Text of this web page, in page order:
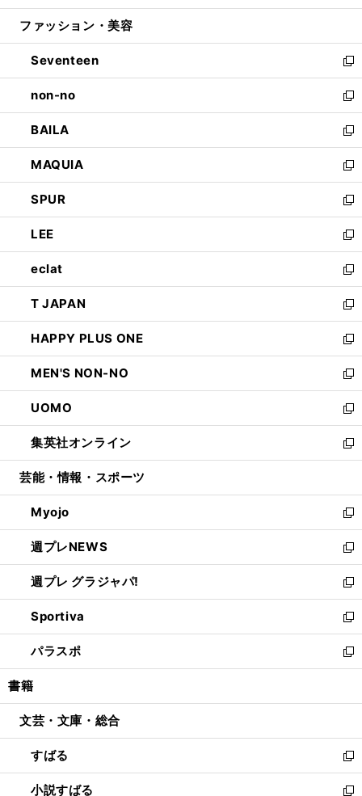
開
ウ
開
く
ン
ウ
で
開
く
ウ
ン
ド
ウ
で
開
く
ファッション・美容
Seventeen
新
し
い
ウ
ィ
ン
ド
ウ
で
開
く
non-no
新
し
い
ウ
ィ
ン
ド
ウ
で
開
く
BAILA
新
し
い
ウ
ィ
ン
ド
ウ
で
開
く
MAQUIA
新
し
い
ウ
ィ
ン
ド
ウ
で
開
く
SPUR
新
し
い
ウ
ィ
ン
ド
ウ
で
開
く
LEE
新
し
い
ウ
ィ
ン
ド
ウ
で
開
く
eclat
新
し
い
ウ
ィ
ン
ド
ウ
で
開
く
T JAPAN
新
し
い
ウ
ィ
ン
ド
ウ
で
開
HAPPY PLUS ONE
新
し
い
ウ
ィ
ン
ド
ウ
開
く
MEN'S NON-NO
新
し
い
ウ
ィ
ン
ウ
で
開
く
UOMO
新
し
い
ウ
ン
ド
ウ
で
開
く
集英社オンライン
新
し
ウ
ィ
ン
ド
ウ
で
開
く
芸能・情報・スポーツ
Myojo
新
し
い
ウ
ィ
ン
ド
ウ
で
開
週プレNEWS
新
し
い
ウ
ィ
ン
ド
ウ
開
週プレ グラジャパ!
新
し
い
ウ
ィ
ン
ウ
開
く
Sportiva
新
し
い
ウ
ン
ウ
で
開
く
パラスポ
新
し
ウ
ン
ド
ウ
で
書籍
文芸・文庫・総合
すばる
新
し
い
小説すばる